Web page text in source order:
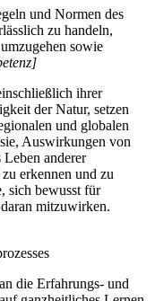
und Normen des
zu handeln,
sowie
ihrer
der Natur, setzen
und globalen
Auswirkungen von
Leben anderer
erkennen und zu
sich bewusst für
mitzuwirken.
die Erfahrungs- und